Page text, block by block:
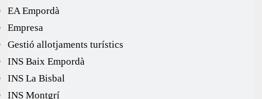
EA Empordà
Empresa
Gestió allotjaments turístics
INS Baix Empordà
INS La Bisbal
INS Montgrí